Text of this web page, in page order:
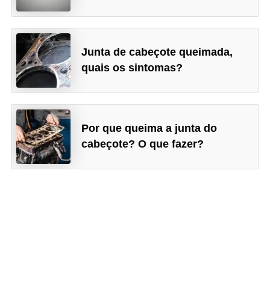
Junta de cabeçote queimada,
quais os sintomas?
Por que queima a junta do
cabeçote? O que fazer?
l
o
s
e
l
t
r
i
c